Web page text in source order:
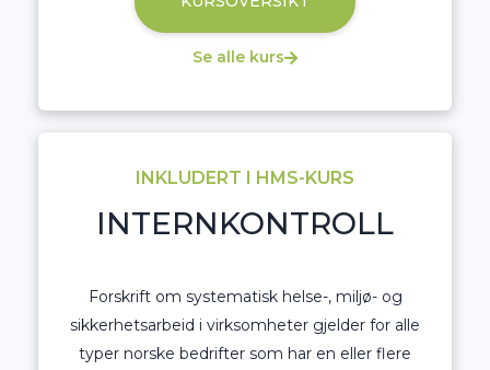
Se alle kurs
INKLUDERT I HMS-KURS
INTERNKONTROLL
Forskrift om systematisk helse-, miljø- og
sikkerhetsarbeid i virksomheter gjelder for alle
typer norske bedrifter som har en eller flere